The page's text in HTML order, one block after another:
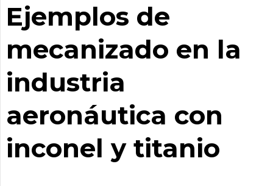
Ejemplos de
mecanizado en la
industria
aeronáutica con
inconel y titanio